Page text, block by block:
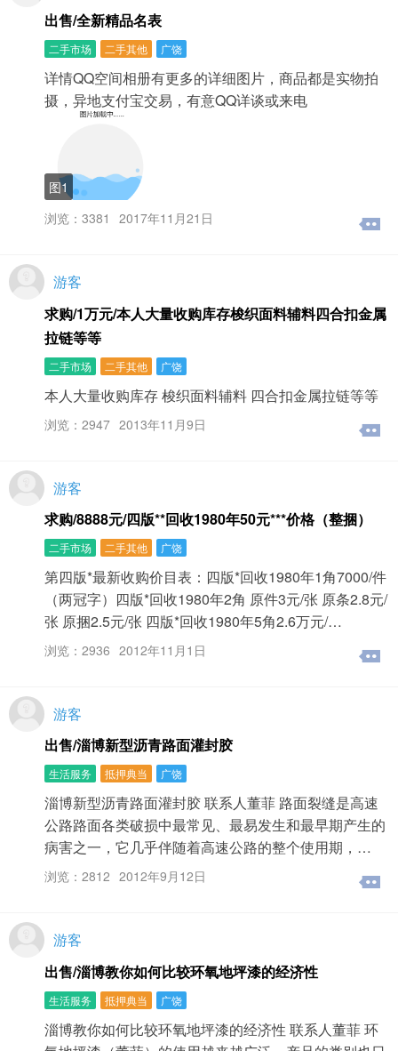
出售/全新精品名表
二手市场 二手其他 广饶
详情QQ空间相册有更多的详细图片，商品都是实物拍
摄，异地支付宝交易，有意QQ详谈或来电
图1
浏览：3381
2017年11月21日
游客
求购/1万元/本人大量收购库存梭织面料辅料四合扣金属
拉链等等
二手市场 二手其他 广饶
本人大量收购库存 梭织面料辅料 四合扣金属拉链等等
浏览：2947 2013年11月9日
游客
求购/8888元/四版**回收1980年50元***价格（整捆）
二手市场 二手其他 广饶
第四版*最新收购价目表：四版*回收1980年1角7000/件
（两冠字）四版*回收1980年2角 原件3元/张 原条2.8元/
张 原捆2.5元/张 四版*回收1980年5角2.6万元/…
浏览：2936 2012年11月1日
游客
出售/淄博新型沥青路面灌封胶
生活服务 抵押典当 广饶
淄博新型沥青路面灌封胶 联系人董菲 路面裂缝是高速
公路路面各类破损中最常见、最易发生和最早期产生的
病害之一，它几乎伴随着高速公路的整个使用期，…
浏览：2812 2012年9月12日
游客
出售/淄博教你如何比较环氧地坪漆的经济性
生活服务 抵押典当 广饶
淄博教你如何比较环氧地坪漆的经济性 联系人董菲 环